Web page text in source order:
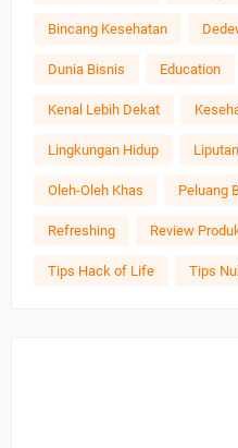
Bincang Kesehatan
Dunia Bisnis Education
Kenal Lebih Dekat
Lingkungan Hidup Liputan
Oleh-Oleh Khas Peluang
Refreshing Review
Tips Hack of Life Tips